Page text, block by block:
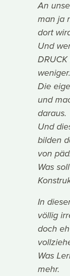
An
man ja
dort
Und
weniger.
Die
und
daraus.
Und
bilden
von
Was
In
völlig
doch
Was
mehr.